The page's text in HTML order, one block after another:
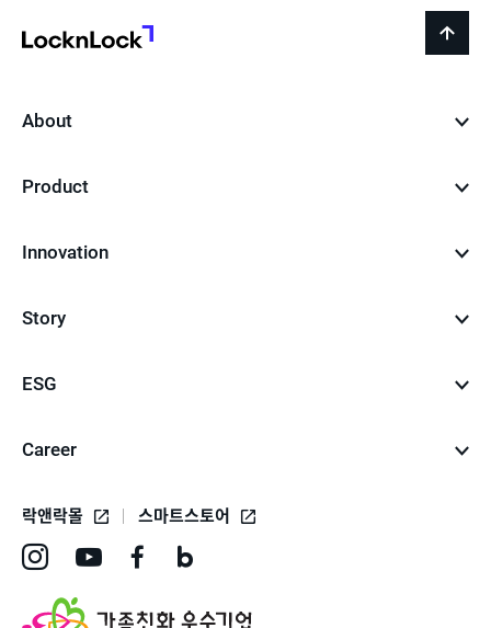
back
About
Product
Innovation
Story
ESG
Career
락앤락몰 스마트스토어
스